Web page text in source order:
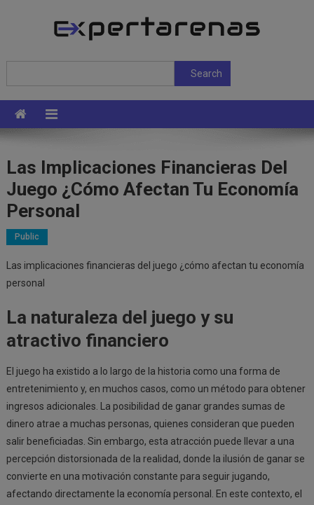
ExpertArenas
Search
Las Implicaciones Financieras Del
Juego ¿cómo Afectan Tu Economía
Personal
Public
Las implicaciones financieras del juego ¿cómo afectan tu economía
personal
La naturaleza del juego y su
atractivo financiero
El juego ha existido a lo largo de la historia como una forma de
entretenimiento y, en muchos casos, como un método para obtener
ingresos adicionales. La posibilidad de ganar grandes sumas de
dinero atrae a muchas personas, quienes consideran que pueden
salir beneficiadas. Sin embargo, esta atracción puede llevar a una
percepción distorsionada de la realidad, donde la ilusión de ganar se
convierte en una motivación constante para seguir jugando,
afectando directamente la economía personal. En este contexto, el